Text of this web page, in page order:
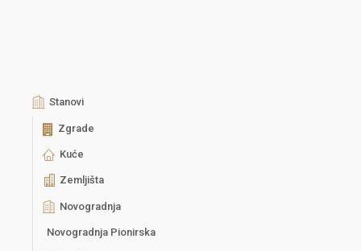
Stanovi
Zgrade
Kuće
Zemljišta
Novogradnja
Novogradnja Pionirska